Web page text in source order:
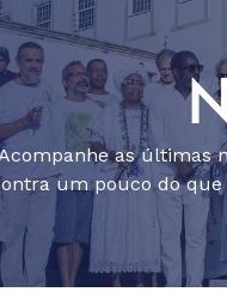
as últimas
um pouco do